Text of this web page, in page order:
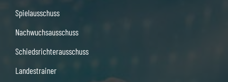
Spielausschuss
Nachwuchsausschuss
Schiedsrichterausschuss
Landestrainer